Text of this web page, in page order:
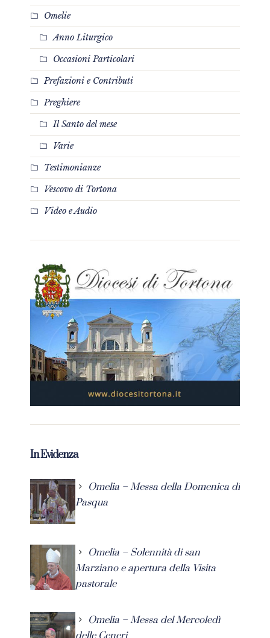
Omelie
Anno Liturgico
Occasioni Particolari
Prefazioni e Contributi
Preghiere
Il Santo del mese
Varie
Testimonianze
Vescovo di Tortona
Video e Audio
In Evidenza
Omelia – Messa della Domenica di
Pasqua
Omelia – Solennità di san
Marziano e apertura della Visita
pastorale
Omelia – Messa del Mercoledì
delle Ceneri